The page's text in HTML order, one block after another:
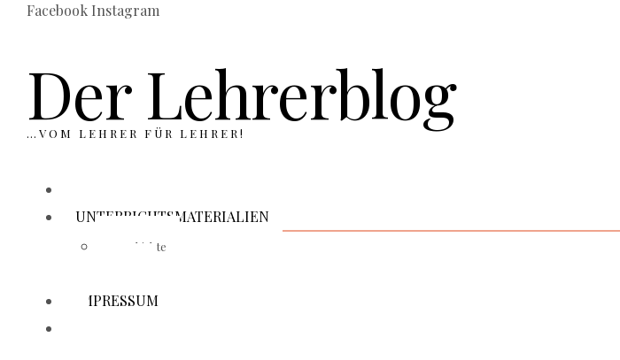
Facebook Instagram
Der Lehrerblog
…VOM LEHRER FÜR LEHRER!
UNTERRICHTSMATERIALIEN
Geschichte
IMPRESSUM